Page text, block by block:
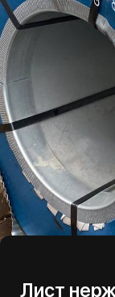
Лист